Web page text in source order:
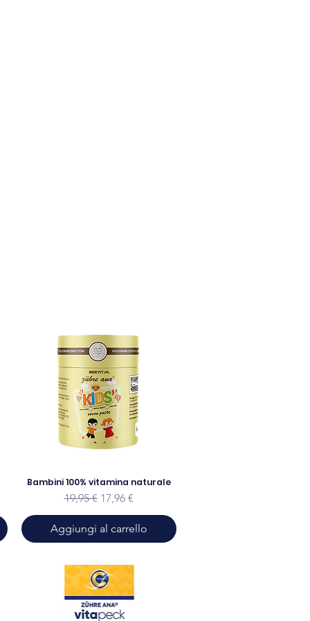
Bambini 100% vitamina naturale
Prezzo regolare
19,95 € Prezzo scontato
17,96 €
Aggiungi al carrello